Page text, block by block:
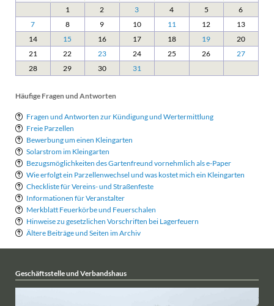
1 2 3 4 5
6
7
8 9 10 11 12
13
14
15 16 17 18 19
20
21
22 23 24 25 26
27
28
29 30 31
Häufige Fragen und Antworten
Fragen und Antworten zur Kündigung und Wertermittlung
Freie Parzellen
Bewerbung um einen Kleingarten
Solarstrom im Kleingarten
Bezugsmöglichkeiten des Gartenfreund vornehmlich als e-Paper
Wie erfolgt ein Parzellenwechsel und was kostet mich ein Kleingarten
Checkliste für Vereins- und Straßenfeste
Informationen für Veranstalter
Merkblatt Feuerkörbe und Feuerschalen
Hinweise zu gesetzlichen Vorschriften bei Lagerfeuern
Ältere Beiträge und Seiten im Archiv
Geschäftsstelle und Verbandshaus